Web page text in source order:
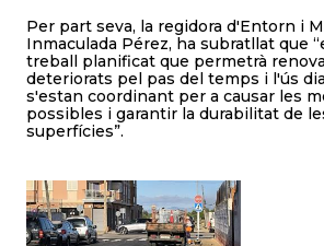
Per part seva, la regidora d'Entorn i
Inmaculada Pérez, ha subratllat que
treball planificat que permetrà
deteriorats pel pas del temps i l'ús
s'estan coordinant per a causar les
possibles i garantir la durabilitat de
superfícies”.